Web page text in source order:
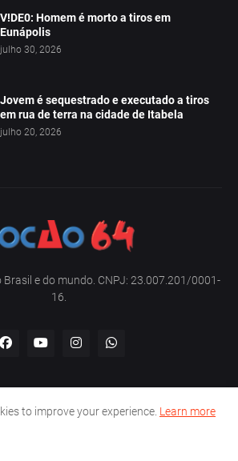
V!DE0: Homem é morto a tiros em
Eunápolis
julho 30, 2026
Jovem é sequestrado e executado a tiros
em rua de terra na cidade de Itabela
julho 20, 2026
Brasil e do mundo. CNPJ: 23.007.201/0001-
16.
Contato Política de privacidade
to improve your experience. Learn more